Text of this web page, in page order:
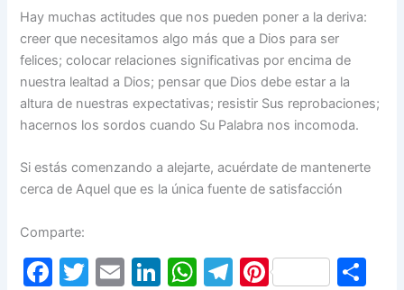
Hay muchas actitudes que nos pueden poner a la deriva:
creer que necesitamos algo más que a Dios para ser
felices; colocar relaciones significativas por encima de
nuestra lealtad a Dios; pensar que Dios debe estar a la
altura de nuestras expectativas; resistir Sus reprobaciones;
hacernos los sordos cuando Su Palabra nos incomoda.
Si estás comenzando a alejarte, acuérdate de mantenerte
cerca de Aquel que es la única fuente de satisfacción
Comparte:
F
T
E
Li W T Pi